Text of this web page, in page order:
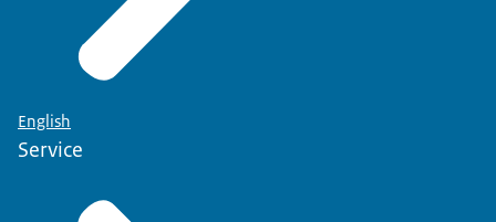
English
Service